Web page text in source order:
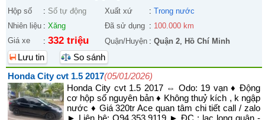
Hộp số : Số tự động Xuất xứ : Trong nước
Nhiên liệu : Xăng Đã sử dụng : 100.000 km
Giá xe
: 332 triệu Quận/Huyện : Quận 2, Hồ Chí Minh
Lưu tin
So sánh
Honda City cvt 1.5 2017(05/01/2026)
Honda City cvt 1.5 2017 ⇔ Odo: 19 vạn ♦ Động
cơ hộp số nguyên bản ♦ Không thuỷ kích , k ngập
nước ♦ Giá 320tr Ace quan tâm chi tiết call / zalo
► Liên hệ: O94.353.9119 ► ĐC : lạc long quân -